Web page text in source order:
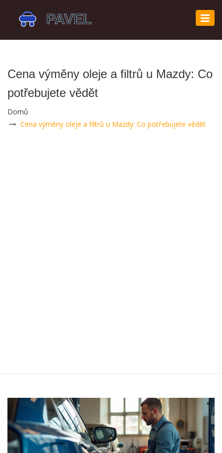
Cena výměny oleje a filtrů u Mazdy: Co
potřebujete vědět
Domů
Cena výměny oleje a filtrů u Mazdy: Co potřebujete vědět